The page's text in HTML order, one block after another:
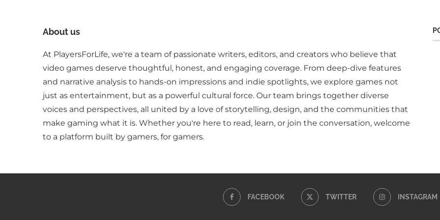
About us
At PlayersForLife, we're a team of passionate writers, editors, and creators who believe that
video games deserve thoughtful, honest, and engaging coverage. From deep-dive features
and narrative analysis to hands-on impressions and indie spotlights, we explore games not
just as entertainment, but as a powerful cultural force. Our team brings together diverse
voices and perspectives, all united by a love of storytelling, design, and the communities that
make gaming what it is. Whether you're here to read, learn, or join the conversation, welcome
to a platform built by gamers, for gamers.
FACEBOOK TWITTER INSTAGRAM